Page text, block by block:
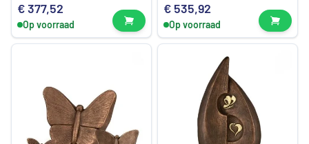
€377,52
Op voorraad Bekijk product
€ 535,92
Op voorraad